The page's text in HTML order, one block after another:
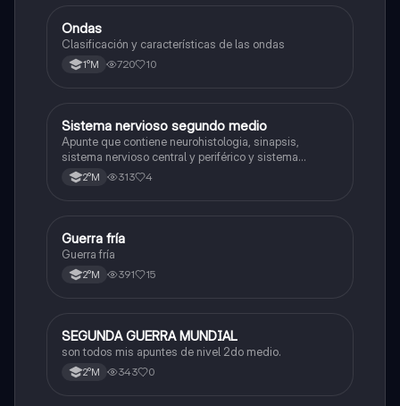
Física
Ondas
Clasificación y características de las ondas
1°M 720 10
Biología
Sistema nervioso segundo medio
Apunte que contiene neurohistologia, sinapsis,
sistema nervioso central y periférico y sistema
endocrino
2°M 313 4
Historia
Guerra fría
Guerra fría
2°M 391 15
Historia
SEGUNDA GUERRA MUNDIAL
son todos mis apuntes de nivel 2do medio.
2°M 343 0